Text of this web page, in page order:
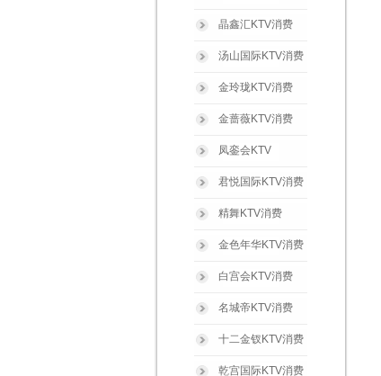
晶鑫汇KTV消费
汤山国际KTV消费
金玲珑KTV消费
金蔷薇KTV消费
凤銮会KTV
君悦国际KTV消费
精舞KTV消费
金色年华KTV消费
白宫会KTV消费
名城帝KTV消费
十二金钗KTV消费
乾宫国际KTV消费